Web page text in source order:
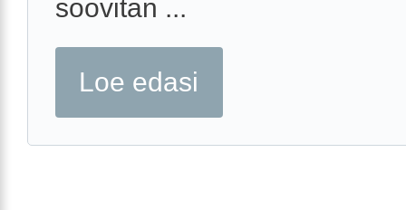
soovitan ...
Loe edasi